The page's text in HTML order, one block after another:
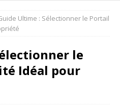
Ultime : Sélectionner le Portail
le
Idéal pour